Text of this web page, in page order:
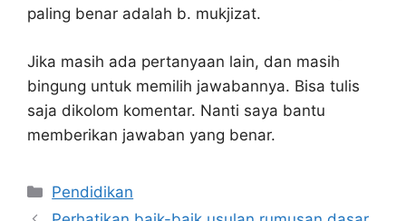
paling benar adalah b. mukjizat.
Jika masih ada pertanyaan lain, dan masih
bingung untuk memilih jawabannya. Bisa tulis
saja dikolom komentar. Nanti saya bantu
memberikan jawaban yang benar.
Kategori
Pendidikan